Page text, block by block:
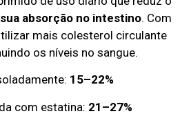
absorção no intestino. Com
mais colesterol circulante
os níveis no sangue.
15–22%
com estatina: 21–27%